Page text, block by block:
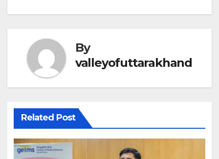
By
valleyofuttarakhand
Related Post